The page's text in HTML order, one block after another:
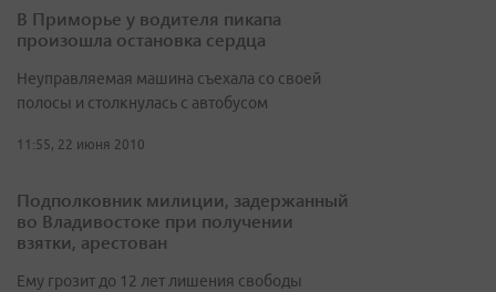
В Приморье у водителя пикапа
произошла остановка сердца
Неуправляемая машина съехала со своей
полосы и столкнулась с автобусом
11:55, 22 июня 2010
Подполковник милиции, задержанный
во Владивостоке при получении
взятки, арестован
Ему грозит до 12 лет лишения свободы